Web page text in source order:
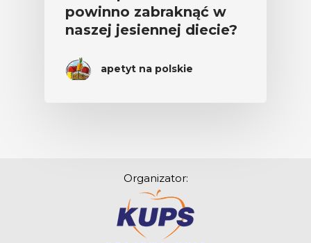
powinno zabraknąć w
naszej jesiennej diecie?
apetyt na polskie
Organizator: